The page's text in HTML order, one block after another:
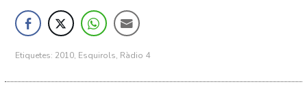
Etiquetes: 2010, Esquirols, Ràdio 4